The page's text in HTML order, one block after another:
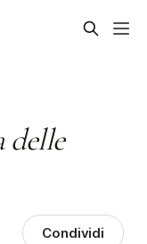
delle
Condividi